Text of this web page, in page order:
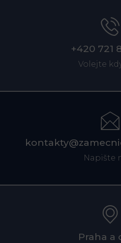
+420 721
Volejte
Napište
Praha a